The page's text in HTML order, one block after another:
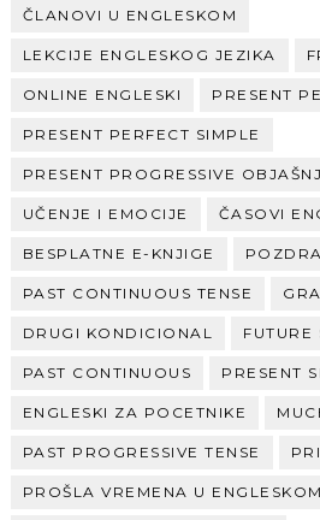
ČLANOVI U ENGLESKOM
LEKCIJE ENGLESKOG JEZIKA
ONLINE ENGLESKI PRESENT
PRESENT PERFECT SIMPLE
PRESENT PROGRESSIVE
UČENJE I EMOCIJE ČASOVI
BESPLATNE E-KNJIGE
PAST CONTINUOUS TENSE
DRUGI KONDICIONAL FUTURE
PAST CONTINUOUS PRESENT
ENGLESKI ZA POCETNIKE
PAST PROGRESSIVE TENSE
PROŠLA VREMENA U ENGLESKOM